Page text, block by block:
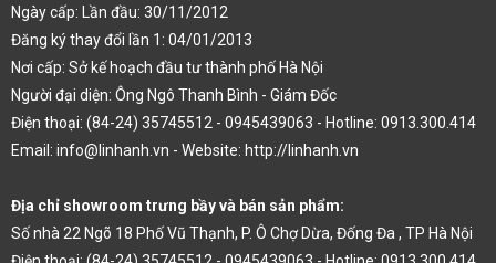
Ngày cấp: Lần đầu: 30/11/2012
Đăng ký thay đổi lần 1: 04/01/2013
Nơi cấp: Sở kế hoạch đầu tư thành phố Hà Nội
Người đại diện: Ông Ngô Thanh Bình - Giám Đốc
Điện thoại: (84-24) 35745512 - 0945439063 - Hotline: 0913.300.414
Email: info@linhanh.vn - Website: http://linhanh.vn
Địa chỉ showroom trưng bầy và bán sản phẩm:
Số nhà 22 Ngõ 18 Phố Vũ Thạnh, P. Ô Chợ Dừa, Đống Đa , TP Hà Nội